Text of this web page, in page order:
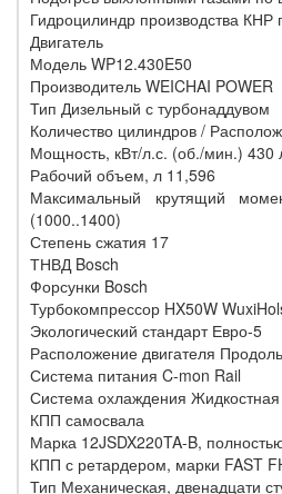
Гидроцилиндр производства КНР
Двигатель
Модель WP12.430E50
Производитель WEICHAI POWER
Тип Дизельный с турбонаддувом
Количество цилиндров /
Мощность, кВт/л.с. (об./мин.) 430
Рабочий объем, л 11,596
Максимальный крутящий
(1000..1400)
Степень сжатия 17
ТНВД Bosch
Форсунки Bosch
Турбокомпрессор HX50W
Экологический стандарт Евро-5
Расположение двигателя
Система питания C-mon Rail
Система охлаждения Жидкостная
КПП самосвала
Марка 12JSDX220TA-B,
КПП с ретардером, марки FAST
Тип Механическая, двенадцати